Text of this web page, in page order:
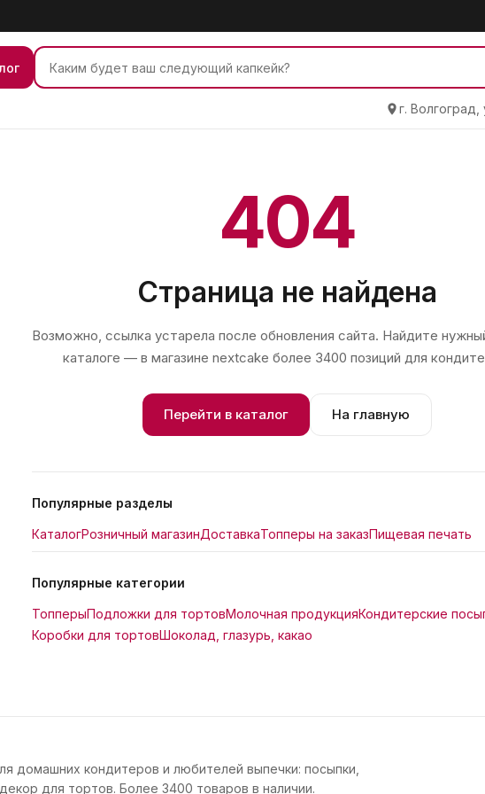
г.
404
Страница не найдена
Возможно, ссылка устарела после обновления сайта. Найдите
каталоге — в магазине nextcake более 3400 позиций для
Перейти в каталог На главную
Популярные разделы
КаталогРозничный магазинДоставкаТопперы на заказПищевая печать
Популярные категории
ТопперыПодложки для тортовМолочная продукцияКондитерские
Коробки для тортовШоколад, глазурь, какао
домашних кондитеров и любителей выпечки: посыпки,
для тортов. Более 3400 товаров в наличии.